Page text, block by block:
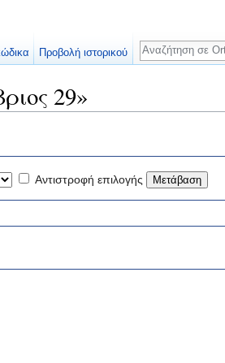
29»
Αντιστροφή επιλογής
Προβολή ιστορικού
Αναζήτηση